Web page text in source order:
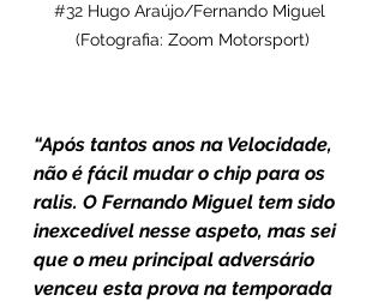
#32 Hugo Araújo/Fernando Miguel
(Fotografia: Zoom Motorsport)
“Após tantos anos na Velocidade,
não é fácil mudar o chip para os
ralis. O Fernando Miguel tem sido
inexcedível nesse aspeto, mas sei
que o meu principal adversário
venceu esta prova na temporada